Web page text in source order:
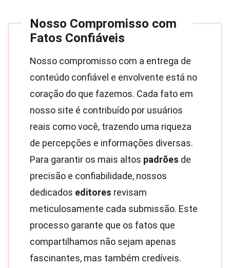
Nosso Compromisso com
Fatos Confiáveis
Nosso compromisso com a entrega de
conteúdo confiável e envolvente está no
coração do que fazemos. Cada fato em
nosso site é contribuído por usuários
reais como você, trazendo uma riqueza
de percepções e informações diversas.
Para garantir os mais altos padrões de
precisão e confiabilidade, nossos
dedicados editores revisam
meticulosamente cada submissão. Este
processo garante que os fatos que
compartilhamos não sejam apenas
fascinantes, mas também credíveis.